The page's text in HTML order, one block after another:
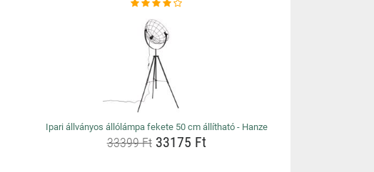
Ipari állványos állólámpa fekete 50 cm állítható - Hanze
33399 Ft33175 Ft